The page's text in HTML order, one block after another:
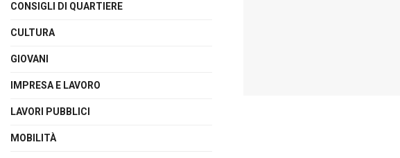
CONSIGLI DI QUARTIERE
CULTURA
GIOVANI
IMPRESA E LAVORO
LAVORI PUBBLICI
MOBILITÀ